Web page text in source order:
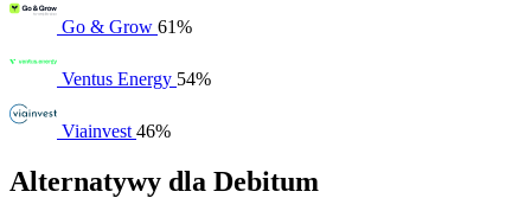
Go & Grow 61%
Ventus Energy 54%
Viainvest 46%
Alternatywy dla Debitum